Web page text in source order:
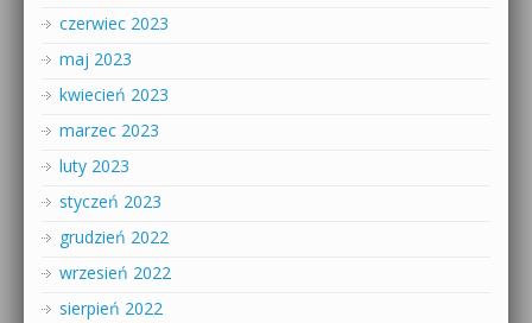
czerwiec 2023
maj 2023
kwiecień 2023
marzec 2023
luty 2023
styczeń 2023
grudzień 2022
wrzesień 2022
sierpień 2022